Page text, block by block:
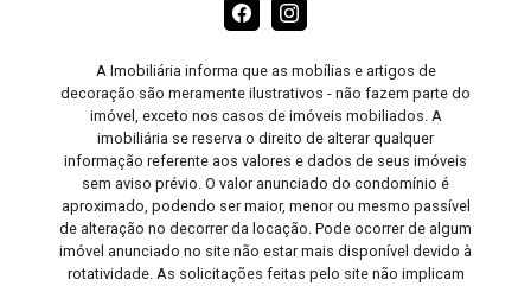
A Imobiliária informa que as mobílias e artigos de
decoração são meramente ilustrativos - não fazem parte do
imóvel, exceto nos casos de imóveis mobiliados. A
imobiliária se reserva o direito de alterar qualquer
informação referente aos valores e dados de seus imóveis
sem aviso prévio. O valor anunciado do condomínio é
aproximado, podendo ser maior, menor ou mesmo passível
de alteração no decorrer da locação. Pode ocorrer de algum
imóvel anunciado no site não estar mais disponível devido à
rotatividade. As solicitações feitas pelo site não implicam